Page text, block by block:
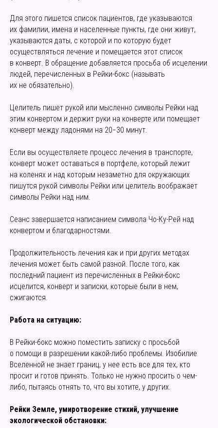
Для этого пишется список пациентов, где указываются
их фамилии, имена и населенные пункты, где они живут,
указываются даты, с которой и по которую будет
осуществляться лечение и помещается этот список
в конверт. В обращение добавляется просьба об исцелении
людей, перечисленных в Рейки-бокс (называть
их не обязательно).
Целитель пишет рукой или мысленно символы Рейки над
этим конвертом и держит руки на конверте или помещает
конверт между ладонями на 20−30 минут.
Если вы осуществляете процесс лечения в транспорте,
конверт может оставаться в портфеле, который лежит
на коленях и над которым незаметно для окружающих
пишутся рукой символы Рейки или целитель воображает
символы Рейки над ним.
Сеанс завершается написанием символа Чо-Ку-Рей над
конвертом и благодарностями.
Продолжительность лечения как и при других методах
лечения может быть самой разной. После того, как
последний пациент из перечисленных в Рейки-бокс
исцелится, конверт и записки, которые были в нем,
сжигаются.
Работа на ситуацию:
В Рейки-бокс можно поместить записку с просьбой
о помощи в разрешении какой-либо проблемы. Изобилие
Вселенной не знает границ, у нее есть все для тех, кто
просит и готов принять. Только не нужно просить о чем-
либо, пытаясь отнять то, что вы хотите, у других.
Рейки Земле, умиротворение стихий, улучшение
экологической обстановки: